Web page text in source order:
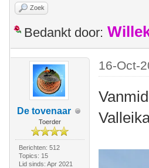
Zoek
Bedankt door:
De tovenaar
Toerder
Berichten: 512
Topics: 15
Lid sinds: Apr 2021
16-Oct-